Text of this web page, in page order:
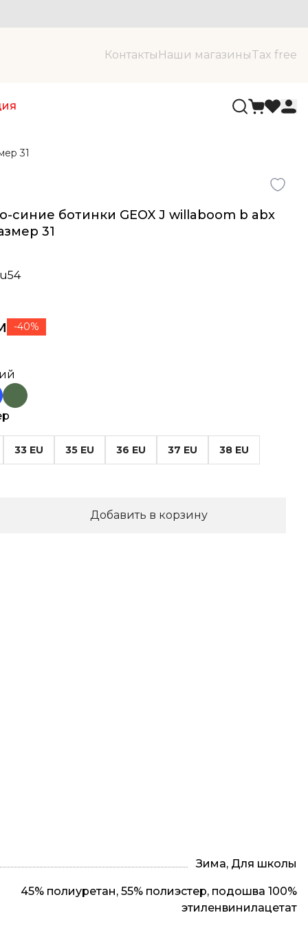
Контакты Наши магазиныTax free
31
синие ботинки GEOX J willaboom b abx
31
-40%
33 EU 35 EU 36 EU 37 EU 38 EU
Добавить в корзину
Зима, Для школы
45% полиуретан, 55% полиэстер, подошва 100%
этиленвинилацетат